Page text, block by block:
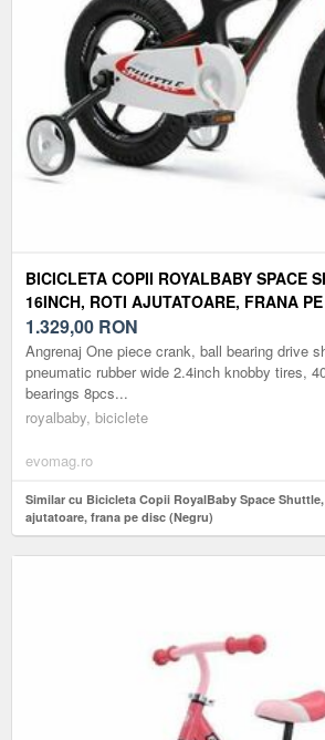
BICICLETA COPII ROYALBABY SPACE
16INCH, ROTI AJUTATOARE, FRANA
1.329,00 RON
Angrenaj One piece crank, ball bearing drive
pneumatic rubber wide 2.4inch knobby tires,
bearings 8pcs...
royalbaby, biciclete
evomag.ro
Similar cu Bicicleta Copii RoyalBaby Space
ajutatoare, frana pe disc (Negru)